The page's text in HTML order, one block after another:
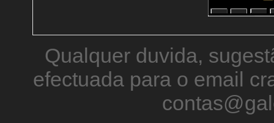
Qualquer duvida,
efectuada para o email